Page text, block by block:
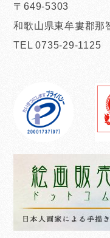
〒649-5303
和歌山県東牟婁郡那
TEL 0735-29-1125